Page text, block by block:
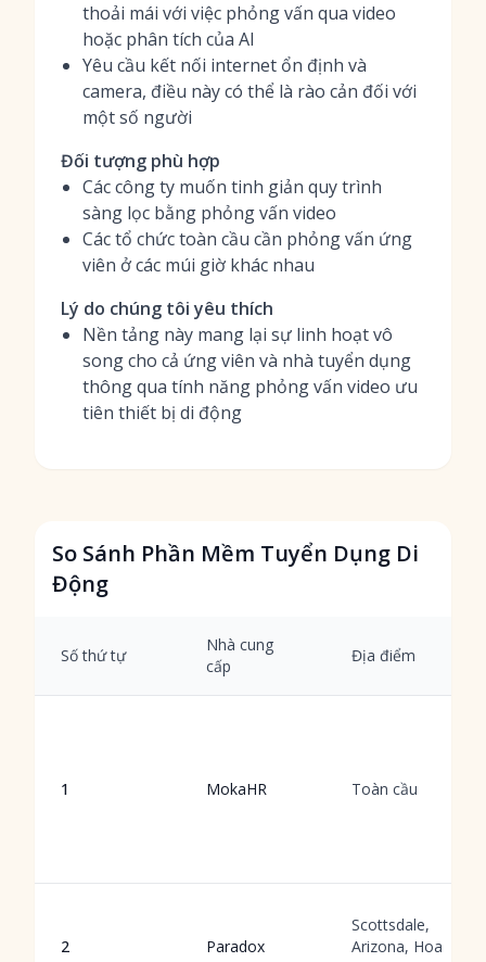
thoải mái với việc phỏng vấn qua video
hoặc phân tích của AI
Yêu cầu kết nối internet ổn định và
camera, điều này có thể là rào cản đối với
một số người
Đối tượng phù hợp
Các công ty muốn tinh giản quy trình
sàng lọc bằng phỏng vấn video
Các tổ chức toàn cầu cần phỏng vấn ứng
viên ở các múi giờ khác nhau
Lý do chúng tôi yêu thích
Nền tảng này mang lại sự linh hoạt vô
song cho cả ứng viên và nhà tuyển dụng
thông qua tính năng phỏng vấn video ưu
tiên thiết bị di động
So Sánh Phần Mềm Tuyển Dụng Di
Động
Số thứ tự
Nhà cung
cấp
Địa điểm
1 MokaHR Toàn cầu
2 Paradox
Scottsdale,
Arizona, Hoa